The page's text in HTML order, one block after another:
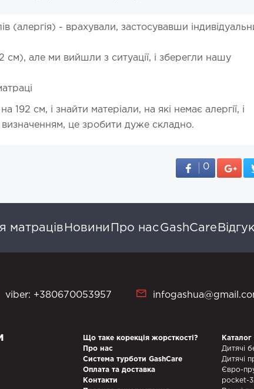
(алергія) - врахували, застосувавши
см), але ми вийшли з ситуації, і зберегли нашу
192 см, і знайти матеріали, на які немає алергії, і
це зробити дуже складно.
0
матраців Новини Про насGashCare
viber: +380670053957
Що таке корекція жорсткості?
Про нас
Система турботи GashCare
Оплата та доставка
Контакти
Каталог
Дитячі
Дитячі
Євро-
pocket-